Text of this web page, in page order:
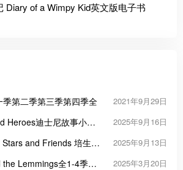
Diary of a Wimpy Kid英文版电子书
第二季第三季第四季全 2021年9月29日
Heroes迪士尼故事小学
2025年9月16日
and Friends 培生迪
2025年9月13日
Lemmings全1-4季共
2025年3月20日